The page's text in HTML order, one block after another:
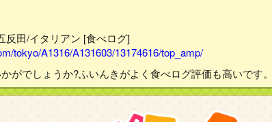
反田/イタリアン [食べログ]
tokyo/A1316/A131603/13174616/top_amp/
がでしょうか?ふいんきがよく食べログ評価も高いです。